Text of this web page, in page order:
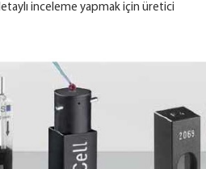
inceleme yapmak için üretici